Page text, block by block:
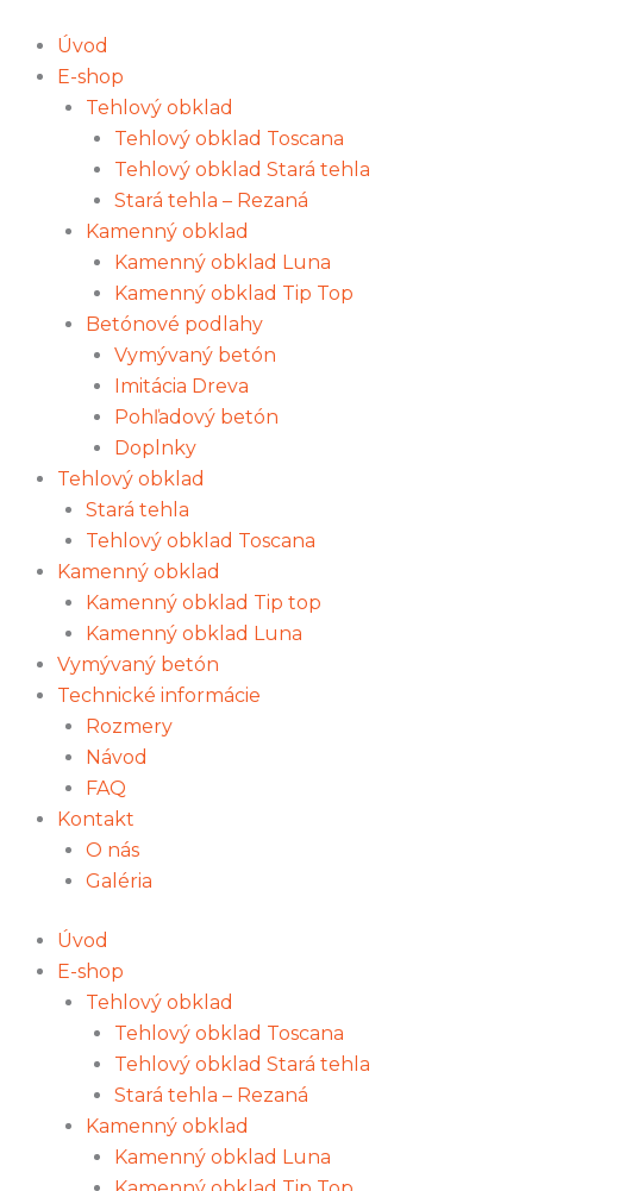
obsah
Úvod
E-shop
Tehlový obklad
Tehlový obklad Toscana
Tehlový obklad Stará tehla
Stará tehla – Rezaná
Kamenný obklad
Kamenný obklad Luna
Kamenný obklad Tip Top
Betónové podlahy
Vymývaný betón
Imitácia Dreva
Pohľadový betón
Doplnky
Tehlový obklad
Stará tehla
Tehlový obklad Toscana
Kamenný obklad
Kamenný obklad Tip top
Kamenný obklad Luna
Vymývaný betón
Technické informácie
Rozmery
Návod
FAQ
Kontakt
O nás
Galéria
Úvod
E-shop
Tehlový obklad
Tehlový obklad Toscana
Tehlový obklad Stará tehla
Stará tehla – Rezaná
Kamenný obklad
Kamenný obklad Luna
Sedliacka
dlažba
Medium,
430×215,
Colormix